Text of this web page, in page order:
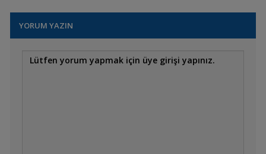
Shoulder
YORUM YAZIN